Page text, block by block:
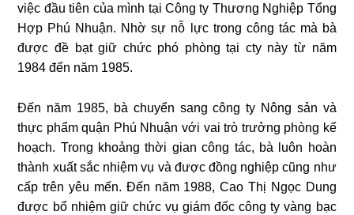
việc đầu tiên của mình tại Công ty Thương Nghiệp Tổng
Hợp Phú Nhuận. Nhờ sự nỗ lực trong công tác mà bà
được đề bạt giữ chức phó phòng tại cty này từ năm
1984 đến năm 1985.
Đến năm 1985, bà chuyển sang công ty Nông sản và
thực phẩm quận Phú Nhuận với vai trò trưởng phòng kế
hoạch. Trong khoảng thời gian công tác, bà luôn hoàn
thành xuất sắc nhiệm vụ và được đồng nghiệp cũng như
cấp trên yêu mến. Đến năm 1988, Cao Thị Ngọc Dung
được bổ nhiệm giữ chức vụ giám đốc công ty vàng bạc